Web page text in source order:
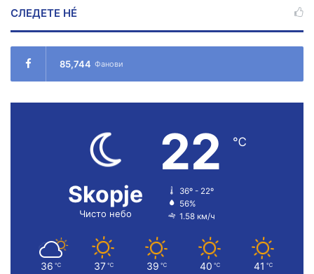
СЛЕДЕТЕ НÉ
85,744 Фанови
Skopje
Чисто небо
22 ℃
36º - 22º
56%
1.58 км/ч
36 ℃ 37 ℃ 39 ℃ 40 ℃ 41 ℃